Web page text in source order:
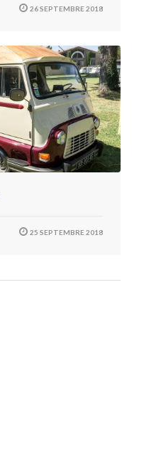
26 SEPTEMBRE 2018
25 SEPTEMBRE 2018